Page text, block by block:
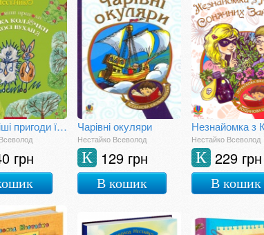
Найновіші пригоди їжачка Колька Колючки та зайчика
грн
Чарівні окуляри
Нестайко Всеволод
129 грн
К
В кошик
Нестайко Всеволод
229 грн
К
В кошик